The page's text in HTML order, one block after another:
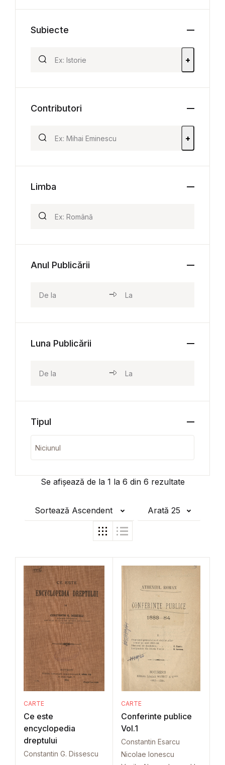
Se afișează de la 1 la 6 din 6 rezultate
Sortează Ascendent Arată 25
CARTE
Ce este
encyclopedia
dreptului
Constantin G. Dissescu
CARTE
Conferinte publice
Vol.1
Constantin Esarcu
Nicolae Ionescu
Subiecte
+
Contributori
+
Limba
Anul Publicării
Luna Publicării
Tipul